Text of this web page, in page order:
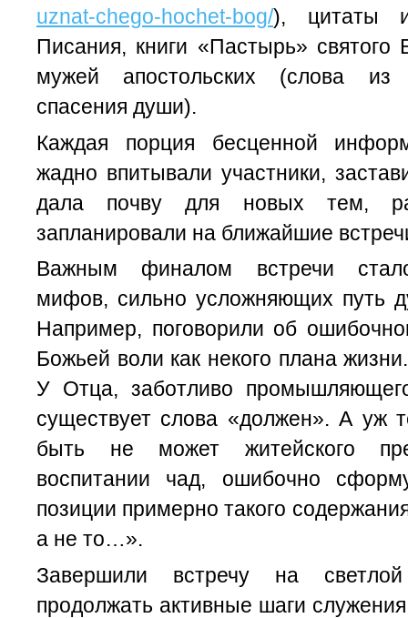
uznat-chego-hochet-bog/), цитаты
Писания, книги «Пастырь» святого
мужей апостольских (слова из
спасения души).
Каждая порция бесценной
жадно впитывали участники,
дала почву для новых тем,
запланировали на ближайшие
Важным финалом встречи
мифов, сильно усложняющих путь
Например, поговорили об
Божьей воли как некого плана
У Отца, заботливо
существует слова «должен». А уж
быть не может житейского
воспитании чад, ошибочно
позиции примерно такого
а не то…».
Завершили встречу на
продолжать активные шаги